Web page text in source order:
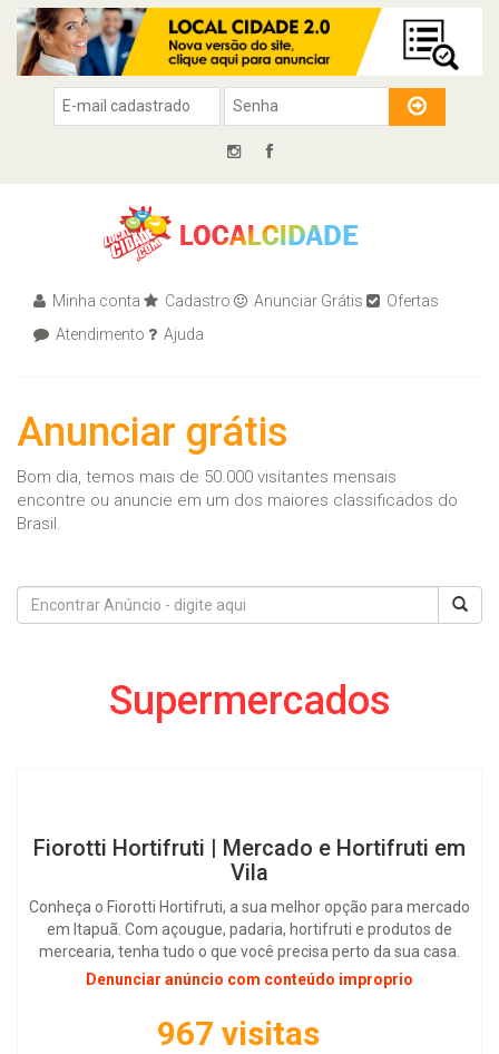
Minha conta Cadastro Anunciar Grátis
Ofertas
Atendimento
Ajuda
Anunciar grátis
Bom dia, temos mais de 50.000 visitantes mensais
encontre ou anuncie em um dos maiores classificados do
Brasil.
Supermercados
Fiorotti Hortifruti | Mercado e Hortifruti em
Vila
Conheça o Fiorotti Hortifruti, a sua melhor opção para mercado
em Itapuã. Com açougue, padaria, hortifruti e produtos de
mercearia, tenha tudo o que você precisa perto da sua casa.
Denunciar anúncio com conteúdo improprio
967 visitas